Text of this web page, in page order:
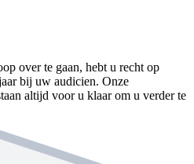
over te gaan, hebt u recht op
bij uw audicien. Onze
altijd voor u klaar om u verder te